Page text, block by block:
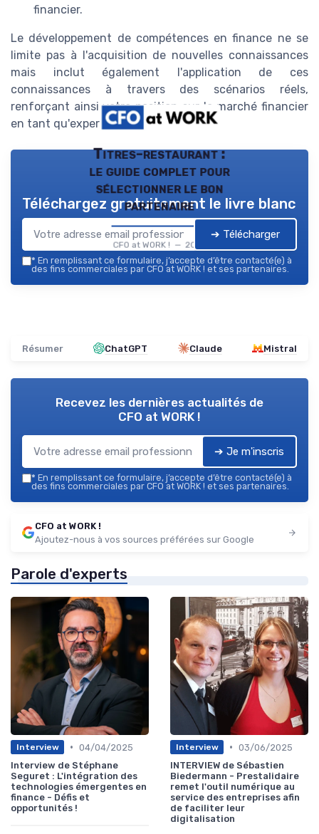
financier.
Le développement de compétences en finance ne se
limite pas à l'acquisition de nouvelles connaissances
mais inclut également l'application de ces
connaissances à travers des scénarios réels,
renforçant ainsi votre position sur le marché financier
en tant qu'expert fiable et compétent.
Titres-restaurant :
le guide complet pour
sélectionner le bon
partenaire
CFO at WORK ! — 2026
Téléchargez gratuitement le livre blanc
➔ Télécharger
* En remplissant ce formulaire, j’accepte d’être contacté(e) à
des fins commerciales par CFO at WORK ! et ses partenaires.
Résumer ChatGPT Claude Mistral
Recevez les dernières actualités de
CFO at WORK !
➔ Je m'inscris
* En remplissant ce formulaire, j’accepte d’être contacté(e) à
des fins commerciales par CFO at WORK ! et ses partenaires.
CFO at WORK !
Ajoutez-nous à vos sources préférées sur Google
Parole d'experts
Interview • 04/04/2025
Interview de Stéphane
Seguret : L'intégration des
technologies émergentes en
finance - Défis et
opportunités !
Interview • 03/06/2025
INTERVIEW de Sébastien
Biedermann - Prestalidaire
remet l'outil numérique au
service des entreprises afin
de faciliter leur
digitalisation